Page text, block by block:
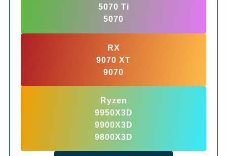
5070 Ti
5070
RX
9070 XT
9070
Ryzen
9950X3D
9900X3D
9800X3D